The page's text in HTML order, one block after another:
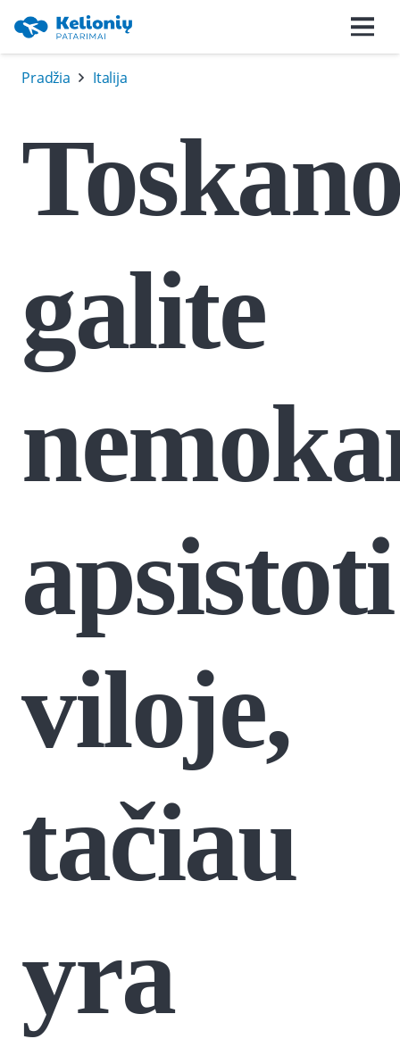
Pradžia Italija
galite
apsistoti
viloje,
tačiau
yra